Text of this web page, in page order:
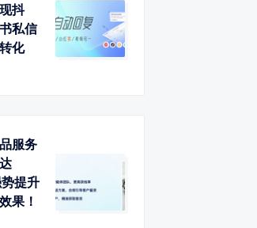
抖
私信
化
服务
提升
果！